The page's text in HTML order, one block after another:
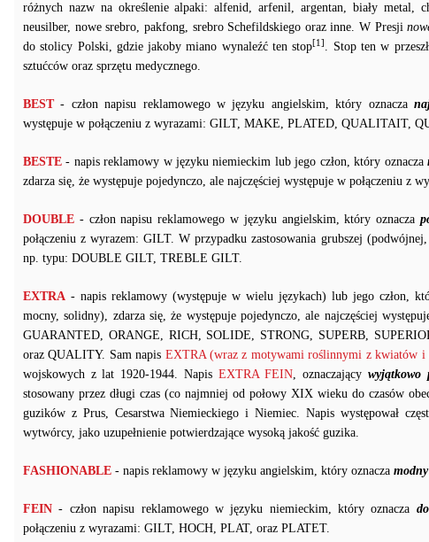
różnych nazw na określenie alpaki: alfenid, arfenil, argentan, biały metal,
neusilber, nowe srebro, pakfong, srebro Schefildskiego oraz inne. W Presji
do stolicy Polski, gdzie jakoby miano wynaleźć ten stop[1] . Stop ten w
sztućców oraz sprzętu medycznego.
BEST- człon napisu reklamowego w języku angielskim, który oznacza
występuje w połączeniu z wyrazami: GILT, MAKE, PLATED, QUALITAIT,
BESTE - napis reklamowy w języku niemieckim lub jego człon, który oznacza
zdarza się, że występuje pojedynczo, ale najczęściej występuje w połączeniu
DOUBLE - człon napisu reklamowego w języku angielskim, który oznacza
połączeniu z wyrazem: GILT. W przypadku zastosowania grubszej
np. typu: DOUBLE GILT, TREBLE GILT.
EXTRA - napis reklamowy (występuje w wielu językach) lub jego człon,
mocny, solidny), zdarza się, że występuje pojedynczo, ale najczęściej
GUARANTED, ORANGE, RICH, SOLIDE, STRONG, SUPERB,
oraz QUALITY. Sam napis EXTRA (wraz z motywami roślinnymi z kwiatów i
wojskowych z lat 1920-1944. Napis EXTRA FEIN, oznaczający wyjątkowo
stosowany przez długi czas (co najmniej od połowy XIX wieku do czasów
guzików z Prus, Cesarstwa Niemieckiego i Niemiec. Napis występował
wytwórcy, jako uzupełnienie potwierdzające wysoką jakość guzika.
FASHIONABLE - napis reklamowy w języku angielskim, który oznacza
FEIN - człon napisu reklamowego w języku niemieckim, który oznacza
połączeniu z wyrazami: GILT, HOCH, PLAT, oraz PLATET.